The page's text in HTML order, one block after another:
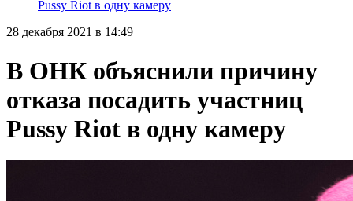
Pussy Riot в одну камеру
28 декабря 2021 в 14:49
В ОНК объяснили причину
отказа посадить участниц
Pussy Riot в одну камеру